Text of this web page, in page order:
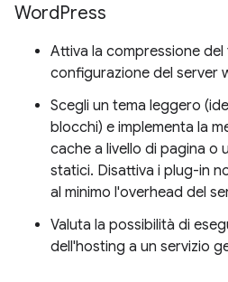
WordPress
Attiva la compressione del
configurazione del server
Scegli un tema leggero
blocchi) e implementa la
cache a livello di pagina o
statici. Disattiva i plug-in
al minimo l'overhead del
Valuta la possibilità di
dell'hosting a un servizio